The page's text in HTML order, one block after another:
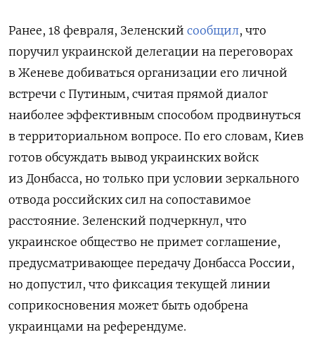
Ранее, 18 февраля, Зеленский сообщил, что
поручил украинской делегации на переговорах
в Женеве добиваться организации его личной
встречи с Путиным, считая прямой диалог
наиболее эффективным способом продвинуться
в территориальном вопросе. По его словам, Киев
готов обсуждать вывод украинских войск
из Донбасса, но только при условии зеркального
отвода российских сил на сопоставимое
расстояние. Зеленский подчеркнул, что
украинское общество не примет соглашение,
предусматривающее передачу Донбасса России,
но допустил, что фиксация текущей линии
соприкосновения может быть одобрена
украинцами на референдуме.